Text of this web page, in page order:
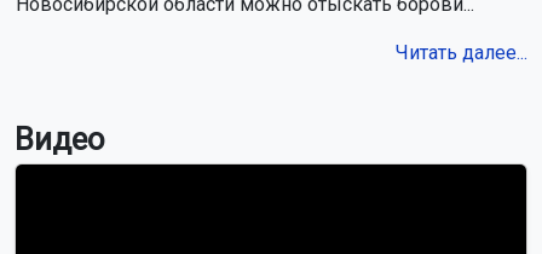
Читать далее...
Видео